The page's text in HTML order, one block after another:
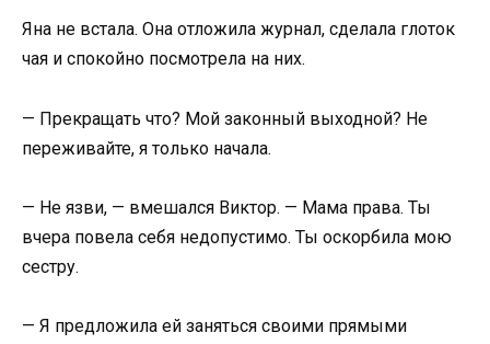
Яна не встала. Она отложила журнал, сделала глоток
чая и спокойно посмотрела на них.
— Прекращать что? Мой законный выходной? Не
переживайте, я только начала.
— Не язви, — вмешался Виктор. — Мама права. Ты
вчера повела себя недопустимо. Ты оскорбила мою
сестру.
— Я предложила ей заняться своими прямыми